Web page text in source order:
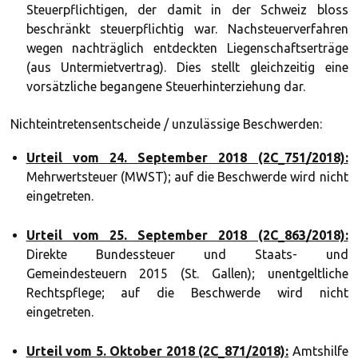
Steuerpflichtigen, der damit in der Schweiz bloss
beschränkt steuerpflichtig war. Nachsteuerverfahren
wegen nachträglich entdeckten Liegenschaftserträge
(aus Untermietvertrag). Dies stellt gleichzeitig eine
vorsätzliche begangene Steuerhinterziehung dar.
Nichteintretensentscheide / unzulässige Beschwerden:
Urteil vom 24. September 2018 (2C_751/2018):
Mehrwertsteuer (MWST); auf die Beschwerde wird nicht
eingetreten.
Urteil vom 25. September 2018 (2C_863/2018):
Direkte Bundessteuer und Staats- und
Gemeindesteuern 2015 (St. Gallen); unentgeltliche
Rechtspflege; auf die Beschwerde wird nicht
eingetreten.
Urteil vom 5. Oktober 2018 (2C_871/2018): Amtshilfe